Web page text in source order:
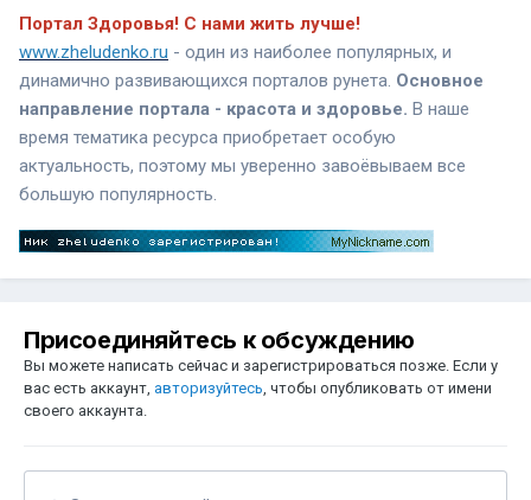
Портал Здоровья! С нами жить лучше!
www.zheludenko.ru - один из наиболее популярных, и
динамично развивающихся порталов рунета. Основное
направление портала - красота и здоровье. В наше
время тематика ресурса приобретает особую
актуальность, поэтому мы уверенно завоёвываем все
большую популярность.
Присоединяйтесь к обсуждению
Вы можете написать сейчас и зарегистрироваться позже. Если у
вас есть аккаунт, авторизуйтесь , чтобы опубликовать от имени
своего аккаунта.